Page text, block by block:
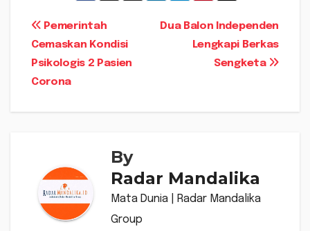
Navigasi
pos
Dua Balon Independen
Lengkapi Berkas
Sengketa
Pemerintah
Cemaskan Kondisi
Psikologis 2 Pasien
Corona
By
Radar Mandalika
Mata Dunia | Radar Mandalika
Group